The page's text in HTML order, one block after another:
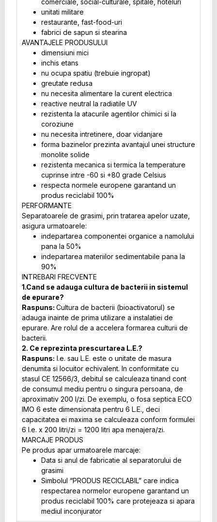
unitati militare
restaurante, fast-food-uri
fabrici de sapun si stearina
AVANTAJELE PRODUSULUI
dimensiuni mici
inchis etans
nu ocupa spatiu (trebuie ingropat)
greutate redusa
nu necesita alimentare la curent electrica
reactive neutral la radiatile UV
rezistenta la atacurile agentilor chimici si la
coroziune
nu necesita intretinere, doar vidanjare
forma bazinelor prezinta avantajul unei structure
monolite solide
rezistenta mecanica si termica la temperature
cuprinse intre -60 si +80 grade Celsius
respecta normele europene garantand un
produs reciclabil 100%
PERFORMANTE
Separatoarele de grasimi, prin tratarea apelor uzate,
asigura urmatoarele:
indepartarea componentei organice a namolului
pana la 50%
indepartarea materiilor sedimentabile pana la
90%
INTREBARI FRECVENTE
1.Cand se adauga cultura de bacterii in sistemul
de epurare?
Raspuns: Cultura de bacterii (bioactivatorul) se
adauga inainte de prima utilizare a instalatiei de
epurare. Are rolul de a accelera formarea culturii de
bacterii.
2. Ce reprezinta prescurtarea L.E.?
Raspuns: l.e. sau L.E. este o unitate de masura
denumita si locuitor echivalent. In conformitate cu
stasul CE 12566/3, debitul se calculeaza tinand cont
de consumul mediu pentru o singura persoana, de
aproximativ 200 l/zi. De exemplu, o fosa septica ECO
IMO 6 este dimensionata pentru 6 L.E., deci
capacitatea ei maxima se calculeaza conform formulei
6 l.e. x 200 litri/zi = 1200 litri apa menajera/zi.
MARCAJE PRODUS
Pe produs apar urmatoarele marcaje:
Data si anul de fabricatie al separatorului de
grasimi
Simbolul “PRODUS RECICLABIL” care indica
respectarea normelor europene garantand un
produs reciclabil 100% care protejeaza si apara
mediul inconjurator